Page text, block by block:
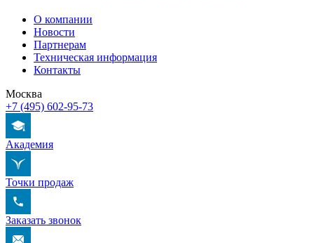
О компании
Новости
Партнерам
Техническая информация
Контакты
Москва
+7 (495) 602-95-73
Академия
Точки продаж
Заказать звонок